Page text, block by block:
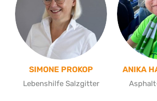
SIMONE PROKOP
Lebenshilfe Salzgitter
ANIKA